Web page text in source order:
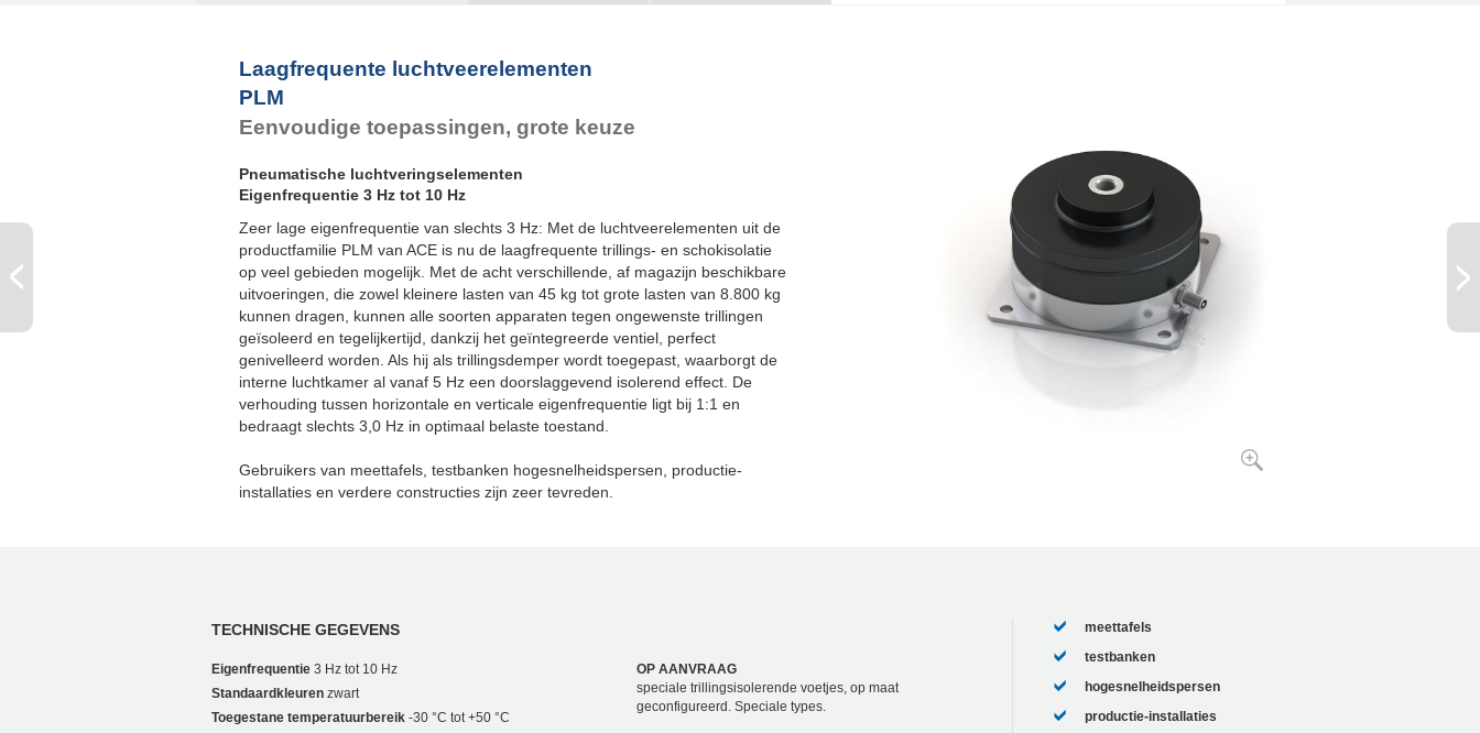
Laagfrequente luchtveerelementen
PLM
Eenvoudige toepassingen, grote keuze
Pneumatische luchtveringselementen
Eigenfrequentie 3 Hz tot 10 Hz
Zeer lage eigenfrequentie van slechts 3 Hz: Met de luchtveerelementen uit de
productfamilie PLM van ACE is nu de laagfrequente trillings- en schokisolatie
op veel gebieden mogelijk. Met de acht verschillende, af magazijn beschikbare
uitvoeringen, die zowel kleinere lasten van 45 kg tot grote lasten van 8.800 kg
kunnen dragen, kunnen alle soorten apparaten tegen ongewenste trillingen
geïsoleerd en tegelijkertijd, dankzij het geïntegreerde ventiel, perfect
genivelleerd worden. Als hij als trillingsdemper wordt toegepast, waarborgt de
interne luchtkamer al vanaf 5 Hz een doorslaggevend isolerend effect. De
verhouding tussen horizontale en verticale eigenfrequentie ligt bij 1:1 en
bedraagt slechts 3,0 Hz in optimaal belaste toestand.
Gebruikers van meettafels, testbanken hogesnelheidspersen, productie-
installaties en verdere constructies zijn zeer tevreden.
TECHNISCHE GEGEVENS
Eigenfrequentie 3 Hz tot 10 Hz
Standaardkleuren zwart
Toegestane temperatuurbereik -30 °C tot +50 °C
OP AANVRAAG
speciale trillingsisolerende voetjes, op maat
geconfigureerd. Speciale types.
meettafels
testbanken
hogesnelheidspersen
productie-installaties